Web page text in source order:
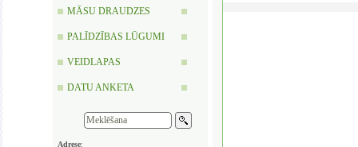
MĀSU DRAUDZES
PALĪDZĪBAS LŪGUMI
VEIDLAPAS
DATU ANKETA
Adrese: